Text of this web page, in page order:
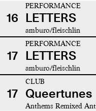
16
PERFORMANCE
LETTERS
amburo/fleischlin
17
PERFORMANCE
LETTERS
amburo/fleischlin
17
CLUB
Queertunes
Anthems Remixed